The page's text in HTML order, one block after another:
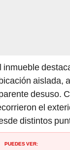
inmueble
aislada,
desuso.
el
distintos
PUEDES VER: